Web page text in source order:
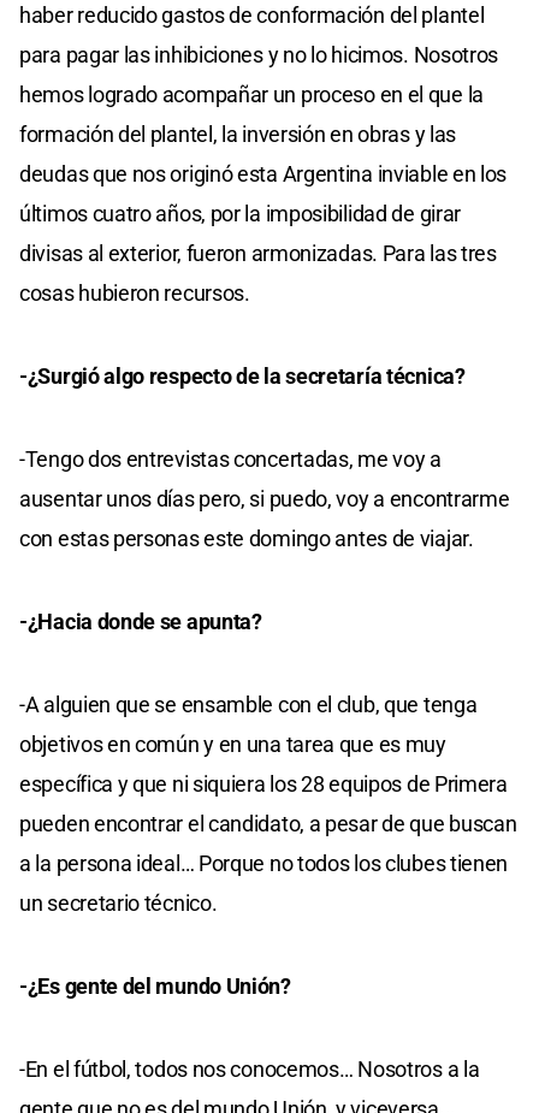
haber reducido gastos de conformación del plantel
para pagar las inhibiciones y no lo hicimos. Nosotros
hemos logrado acompañar un proceso en el que la
formación del plantel, la inversión en obras y las
deudas que nos originó esta Argentina inviable en los
últimos cuatro años, por la imposibilidad de girar
divisas al exterior, fueron armonizadas. Para las tres
cosas hubieron recursos.
-¿Surgió algo respecto de la secretaría técnica?
-Tengo dos entrevistas concertadas, me voy a
ausentar unos días pero, si puedo, voy a encontrarme
con estas personas este domingo antes de viajar.
-¿Hacia donde se apunta?
-A alguien que se ensamble con el club, que tenga
objetivos en común y en una tarea que es muy
específica y que ni siquiera los 28 equipos de Primera
pueden encontrar el candidato, a pesar de que buscan
a la persona ideal… Porque no todos los clubes tienen
un secretario técnico.
-¿Es gente del mundo Unión?
-En el fútbol, todos nos conocemos… Nosotros a la